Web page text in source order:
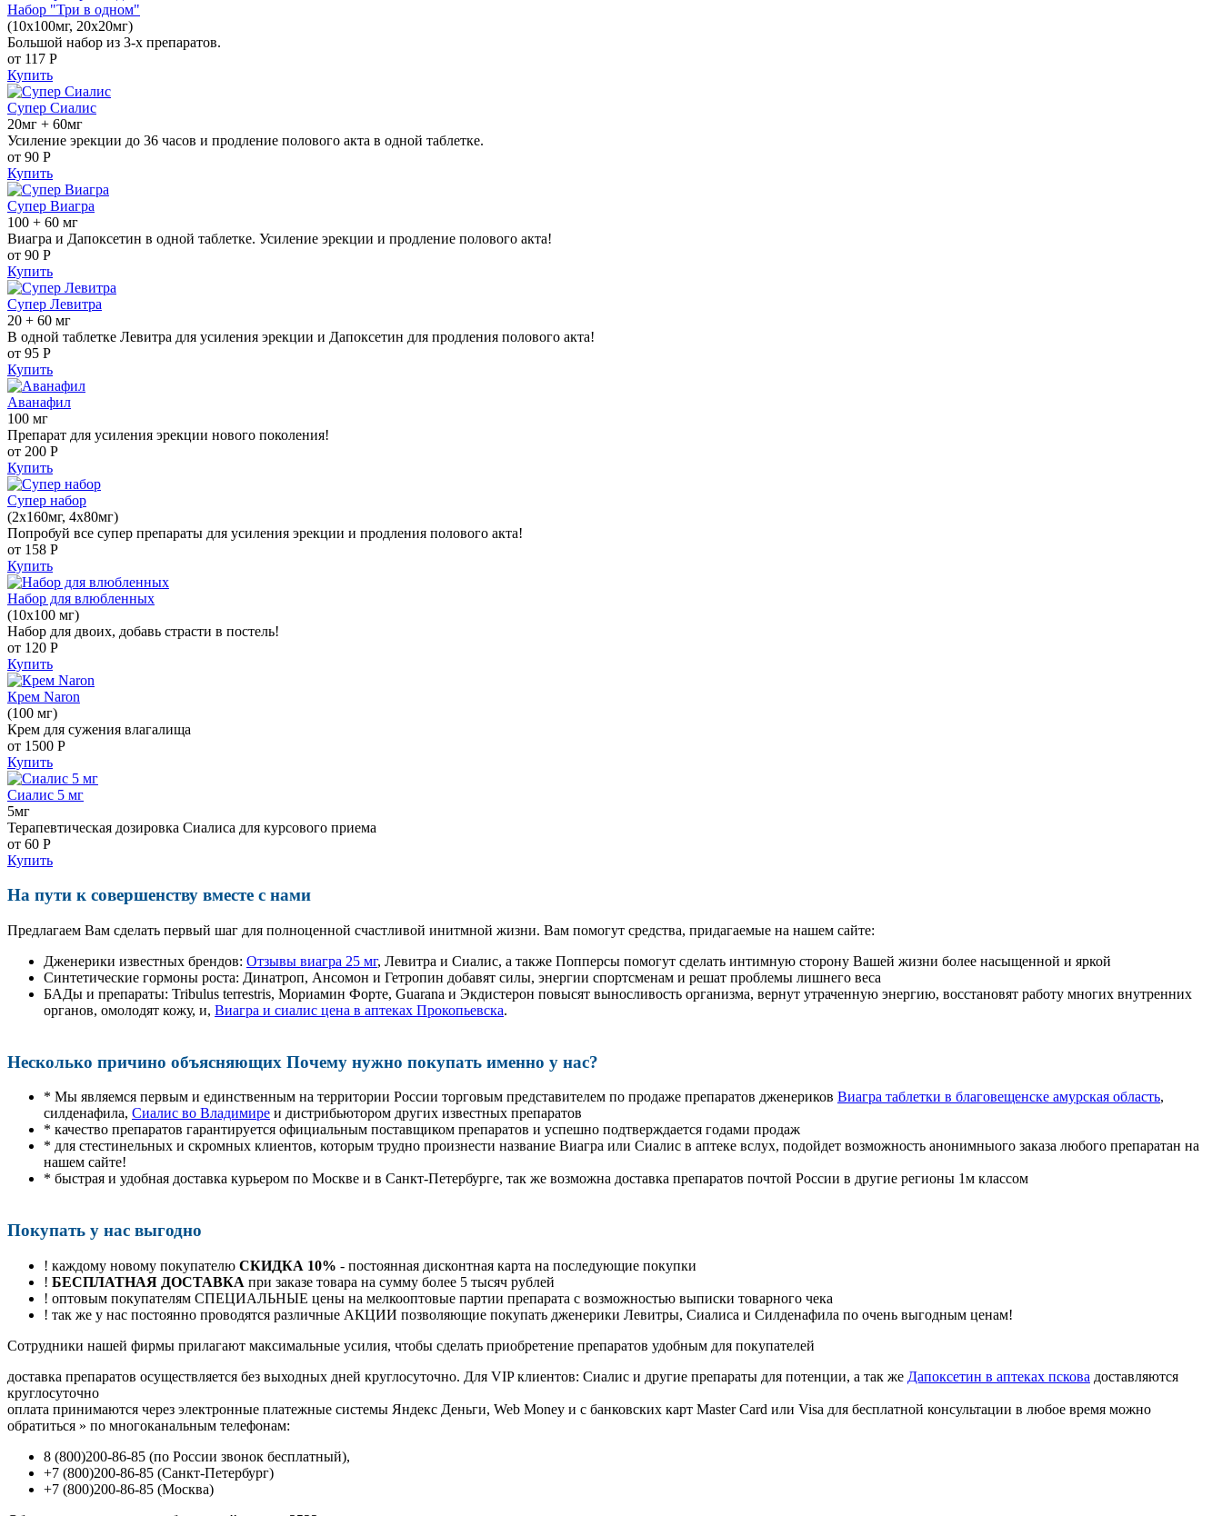
Набор "Три в одном"
(10x100мг, 20x20мг)
Большой набор из 3-х препаратов.
от 117 Р
Купить
Супер Сиалис
20мг + 60мг
Усиление эрекции до 36 часов и продление полового акта в одной таблетке.
от 90 Р
Купить
Супер Виагра
100 + 60 мг
Виагра и Дапоксетин в одной таблетке. Усиление эрекции и продление полового акта!
от 90 Р
Купить
Супер Левитра
20 + 60 мг
В одной таблетке Левитра для усиления эрекции и Дапоксетин для продления полового акта!
от 95 Р
Купить
Аванафил
100 мг
Препарат для усиления эрекции нового поколения!
от 200 Р
Купить
Супер набор
(2х160мг, 4х80мг)
Попробуй все супер препараты для усиления эрекции и продления полового акта!
от 158 Р
Купить
Набор для влюбленных
(10х100 мг)
Набор для двоих, добавь страсти в постель!
от 120 Р
Купить
Крем Naron
(100 мг)
Крем для сужения влагалища
от 1500 Р
Купить
Сиалис 5 мг
5мг
Терапевтическая дозировка Сиалиса для курсового приема
от 60 Р
Купить
На пути к совершенству вместе с нами
Предлагаем Вам сделать первый шаг для полноценной счастливой инитмной жизни. Вам помогут средства, придагаемые на нашем сайте:
Дженерики известных брендов: Отзывы виагра 25 мг, Левитра и Сиалис, а также Попперсы помогут сделать интимную сторону Вашей жизни более насыщенной и яркой
Синтетические гормоны роста: Динатроп, Ансомон и Гетропин добавят силы, энергии спортсменам и решат проблемы лишнего веса
БАДы и препараты: Tribulus terrestris, Мориамин Форте, Guarana и Экдистерон повысят выносливость организма, вернут утраченную энергию, восстановят работу многих внутренних
органов, омолодят кожу, и, Виагра и сиалис цена в аптеках Прокопьевска.
Несколько причино объясняющих Почему нужно покупать именно у нас?
* Мы являемся первым и единственным на территории России торговым представителем по продаже препаратов дженериков Виагра таблетки в благовещенске амурская область,
силденафила, Сиалис во Владимире и дистрибьютором других известных препаратов
* качество препаратов гарантируется официальным поставщиком препаратов и успешно подтверждается годами продаж
* для стестинельных и скромных клиентов, которым трудно произнести название Виагра или Сиалис в аптеке вслух, подойдет возможность анонимныого заказа любого препаратан на
нашем сайте!
* быстрая и удобная доставка курьером по Москве и в Санкт-Петербурге, так же возможна доставка препаратов почтой России в другие регионы 1м классом
Покупать у нас выгодно
! каждому новому покупателю СКИДКА 10% - постоянная дисконтная карта на последующие покупки
! БЕСПЛАТНАЯ ДОСТАВКА при заказе товара на сумму более 5 тысяч рублей
! оптовым покупателям СПЕЦИАЛЬНЫЕ цены на мелкооптовые партии препарата с возможностью выписки товарного чека
! так же у нас постоянно проводятся различные АКЦИИ позволяющие покупать дженерики Левитры, Сиалиса и Силденафила по очень выгодным ценам!
Cотрудники нашей фирмы прилагают максимальные усилия, чтобы сделать приобретение препаратов удобным для покупателей
доставка препаратов осуществляется без выходных дней круглосуточно. Для VIP клиентов: Сиалис и другие препараты для потенции, а так же Дапоксетин в аптеках пскова доставляются
круглосуточно
оплата принимаются через электронные платежные системы Яндекс Деньги, Web Money и с банковских карт Master Card или Visa для бесплатной консультации в любое время можно
обратиться » по многоканальным телефонам:
8 (800)200-86-85 (по России звонок бесплатный),
+7 (800)200-86-85 (Санкт-Петербург)
+7 (800)200-86-85 (Москва)